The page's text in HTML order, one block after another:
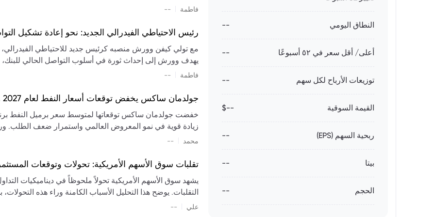
النطاق اليومي --
أعلى/ أقل سعر في ٥٢ أسبوعًا --
توزيعات الأرباح لكل سهم --
القيمة السوقية --$
ربحية السهم (EPS) --
بيتا --
الحجم --
تشكيل تقييم الصناعة، مع توقعات بارتفاع مستمر في الأسعار
فاطمة --
رئيس الاحتياطي الفيدرالي الجديد: نحو إعادة تشكيل
مع تولي كيفن وورش منصبه كرئيس جديد للاحتياطي الفيدرالي،
يهدف وورش إلى إحداث ثورة في أسلوب التواصل الحالي للبنك،
السياسة ويمنح البنك المركزي دوراً مبالغاً فيه. يسعى إلى
فاطمة --
جولدمان ساكس يخفض توقعات أسعار النفط لعام 2027 وسط تغيرات في العرض والطلب
زيادة قوية في نمو المعروض العالمي واستمرار ضعف الطلب.
العالمية في الربع الثاني
سابقًا. من المتوقع عودة صادرات دول الخليج إلى طبيعتها
عدم اليقين الجيوسياسي يمكن أن يؤدي إلى تقلبات سعرية
استمرار الاضطرابات، وسيناريوهات لانخفاض الأسعار في
إضافي.
محمد --
تقلبات سوق الأسهم الأمريكية: تحولات وتوقعات
يشهد سوق الأسهم الأمريكية تحولاً ملحوظاً في ديناميكيات
التقلبات. يوضح هذا التحليل الأسباب الكامنة وراء هذه
علي --